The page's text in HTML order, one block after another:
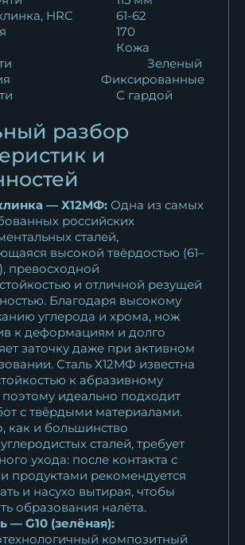
HRC
61-62
170
Кожа
Зеленый
Фиксированные
С гардой
разбор
и
— Х12МФ: Одна из самых
российских
сталей,
высокой твёрдостью (61–
превосходной
и отличной резущей
Благодаря высокому
углерода и хрома, нож
к деформациям и долго
заточку даже при активном
Сталь Х12МФ известна
к абразивному
поэтому идеально подходит
с твёрдыми материалами.
как и большинство
сталей, требует
ухода: после контакта с
продуктами рекомендуется
и насухо вытирая, чтобы
образования налёта.
— G10 (зелёная):
композитный